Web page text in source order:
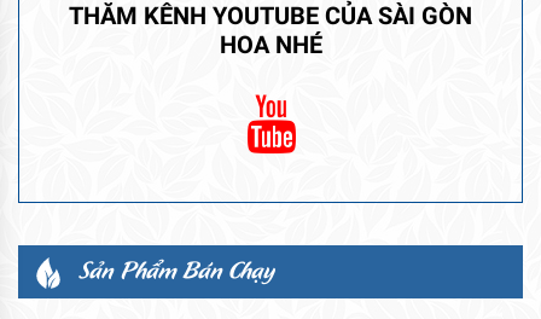
THĂM KÊNH YOUTUBE CỦA SÀI GÒN
HOA NHÉ
Sản Phẩm Bán Chạy